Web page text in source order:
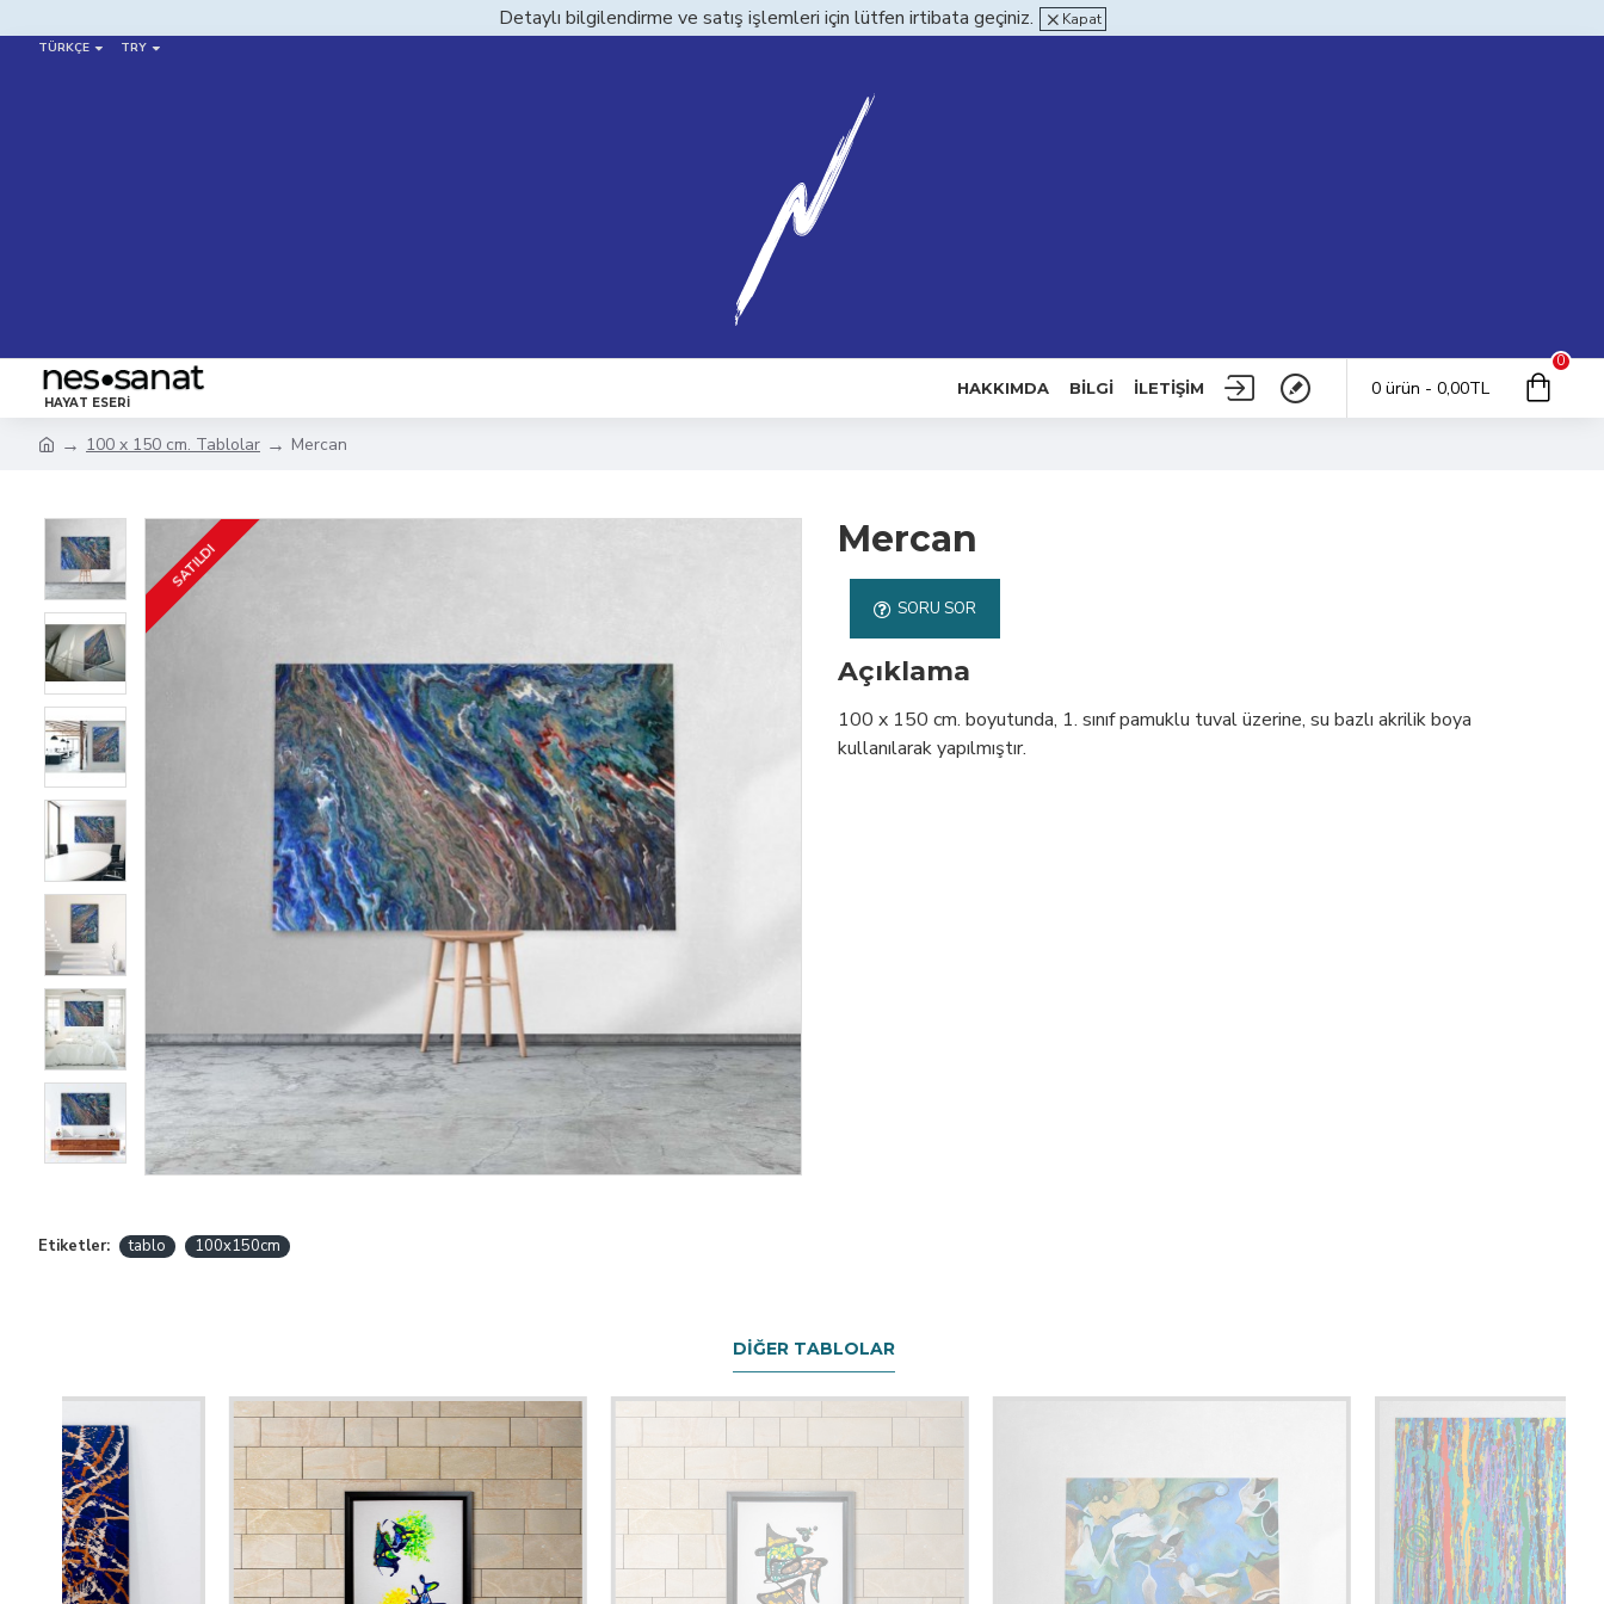
Detaylı bilgilendirme ve satış işlemleri için lütfen irtibata geçiniz. Kapat
TÜRKÇE TRY
HAYAT ESERI
HAKKIMDA BILGI İLETIŞIM 0 ürün - 0,00TL
0
100 x 150 cm. Tablolar Mercan
SATILDI
Mercan
SORU SOR
Açıklama
100 x 150 cm. boyutunda, 1. sınıf pamuklu tuval üzerine, su bazlı akrilik boya
kullanılarak yapılmıştır.
Etiketler: tablo 100x150cm
DIĞER TABLOLAR